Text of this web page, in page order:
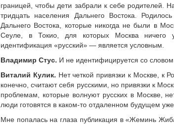
границей, чтобы дети забрали к себе родителей.
тридцать населения Дальнего Востока.
Дальнего Востока, которые никогда не были в
Сеуле, в Токио, для которых Москва ничего
идентификация «русский» — является условным.
Владимир Стус. И не идентифицируется со словом
Виталий Кулик. Нет четкой привязки к Москве, к
конечно, считают себя русскими, но привязки к
проблемам, которые волнуют русских в Москве,
люди готовятся в каком-то отдаленном будущем уже
Мне попалась на глаза публикация в «Жеминь